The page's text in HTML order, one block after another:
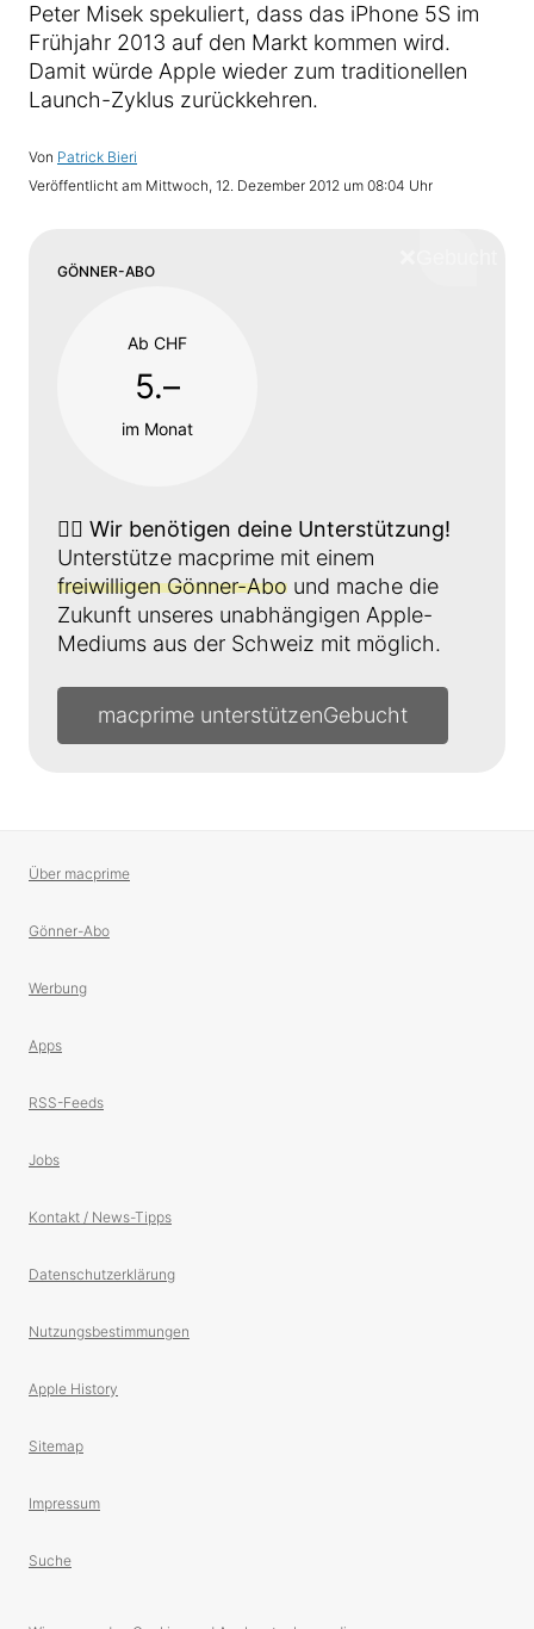
Peter Misek spekuliert, dass das iPhone 5S im
Frühjahr 2013 auf den Markt kommen wird.
Damit würde Apple wieder zum traditionellen
Launch-Zyklus zurückkehren.
Von Patrick Bieri
Veröffentlicht am Mittwoch, 12. Dezember 2012 um 08:04 Uhr
GÖNNER-ABO
Ab CHF
5.–
im Monat
👉🏼 Wir benötigen deine Unterstützung!
Unterstütze macprime mit einem
freiwilligen Gönner-Abo und mache die
Zukunft unseres unabhängigen Apple-
Mediums aus der Schweiz mit möglich.
macprime unterstützen
Über macprime
Gönner-Abo
Werbung
Apps
RSS-Feeds
Jobs
Kontakt / News-Tipps
Datenschutzerklärung
Nutzungsbestimmungen
Apple History
Sitemap
Impressum
Suche